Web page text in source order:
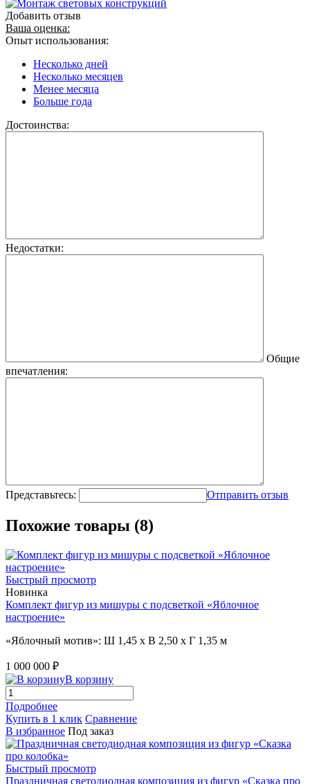
Добавить отзыв
Ваша оценка:
Опыт использования:
Несколько дней
Несколько месяцев
Менее месяца
Больше года
Достоинства:
Недостатки:
Общие
впечатления:
Представьтесь: Отправить отзыв
Похожие товары (8)
Быстрый просмотр
Новинка
Комплект фигур из мишуры с подсветкой «Яблочное
настроение»
«Яблочный мотив»: Ш 1,45 x В 2,50 x Г 1,35 м
1 000 000 ₽
В корзину
Подробнее
Купить в 1 клик Сравнение
В избранное Под заказ
Быстрый просмотр
Праздничная светодиодная композиция из фигур «Сказка про